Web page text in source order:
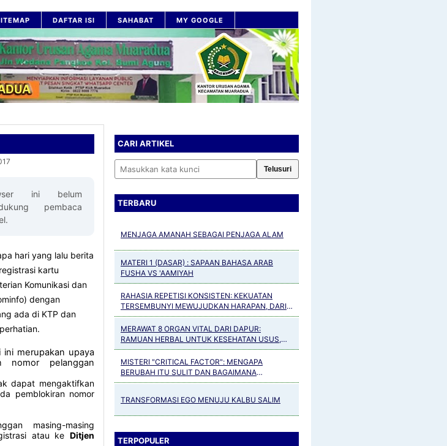
DAFTAR ISI SAHABAT MY GOOGLE
ini belum
pembaca
hari yang lalu berita
kartu
Komunikasi dan
dengan
ada di KTP dan
ini merupakan upaya
nomor pelanggan
dapat mengaktifkan
pemblokiran nomor
masing-masing
atau ke Ditjen
CARI ARTIKEL
Cari artikel
TERBARU
MENJAGA AMANAH SEBAGAI PENJAGA ALAM
MATERI 1 (DASAR) : SAPAAN BAHASA ARAB
FUSHA VS 'AAMIYAH
RAHASIA REPETISI KONSISTEN: KEKUATAN
TERSEMBUNYI MEWUJUDKAN HARAPAN, DARI
HAFALAN QUR'AN HINGGA KEBIASAAN POSITIF
MERAWAT 8 ORGAN VITAL DARI DAPUR:
RAMUAN HERBAL UNTUK KESEHATAN USUS,
LAMBUNG, LIVER, GINJAL, JANTUNG, PARU-
PARU, PANKREAS DAN TULANG
MISTERI "CRITICAL FACTOR": MENGAPA
BERUBAH ITU SULIT DAN BAGAIMANA
NEUROSAINS MENJAWABNYA
TRANSFORMASI EGO MENUJU KALBU SALIM
TERPOPULER